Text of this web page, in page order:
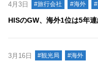
4月3日 #旅行会社 #海外
HISのGW、海外1位は5年
3月16日 #観光局 #海外